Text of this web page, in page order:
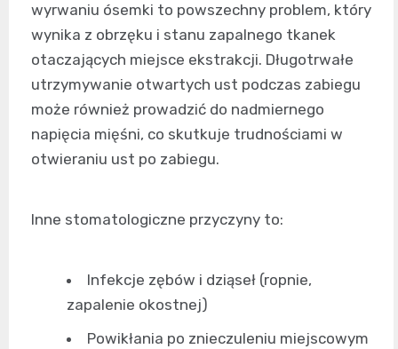
wyrwaniu ósemki to powszechny problem, który
wynika z obrzęku i stanu zapalnego tkanek
otaczających miejsce ekstrakcji. Długotrwałe
utrzymywanie otwartych ust podczas zabiegu
może również prowadzić do nadmiernego
napięcia mięśni, co skutkuje trudnościami w
otwieraniu ust po zabiegu.
Inne stomatologiczne przyczyny to:
Infekcje zębów i dziąseł (ropnie,
zapalenie okostnej)
Powikłania po znieczuleniu miejscowym